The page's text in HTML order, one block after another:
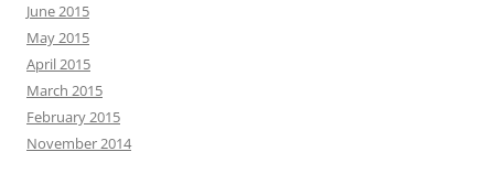
June 2015
May 2015
April 2015
March 2015
February 2015
November 2014